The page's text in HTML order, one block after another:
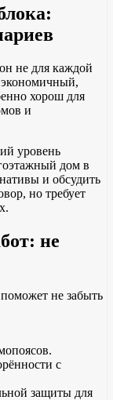
не для каждой
экономичный,
хорош для
и
уровень
дом в
и обсудить
но требует
не
не забыть
с
защиты для